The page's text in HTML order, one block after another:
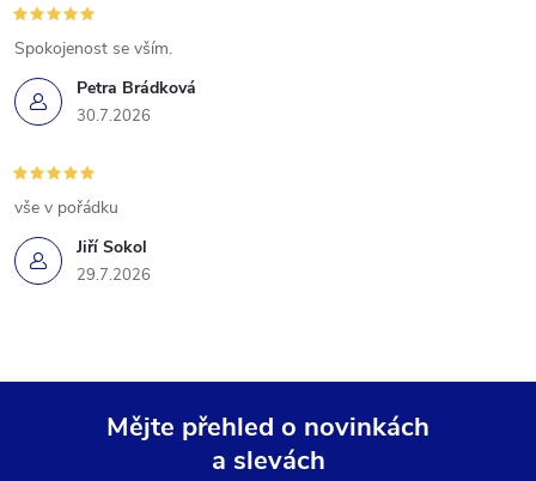
Petra Brádková
30.7.2026
Spokojenost se vším.
Jiří Sokol
29.7.2026
vše v pořádku
Mějte přehled o novinkách
a slevách